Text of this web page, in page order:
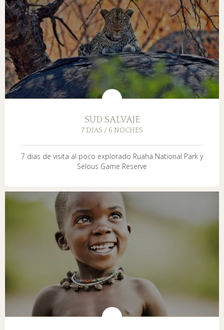
SUD SALVAJE
7 DIAS / 6 NOCHES
7 dias de visita al poco explorado Ruaha National Park y
Selous Game Reserve